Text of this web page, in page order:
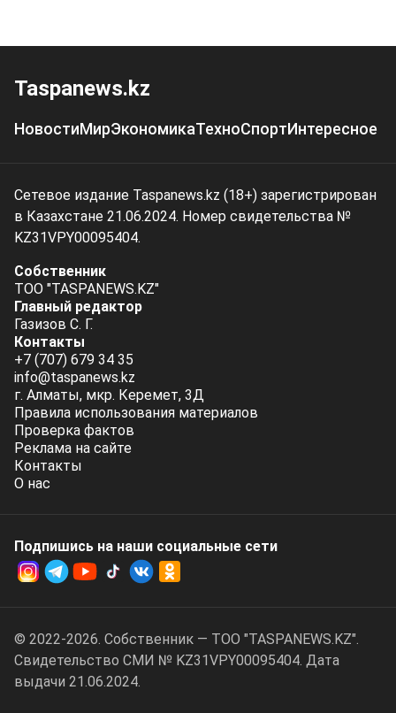
Taspanews.kz
НовостиМирЭкономикаТехноСпортИнтересное
Сетевое издание Taspanews.kz (18+) зарегистрирован
в Казахстане 21.06.2024. Номер свидетельства №
KZ31VPY00095404.
Собственник
ТОО "TASPANEWS.KZ"
Главный редактор
Газизов С. Г.
Контакты
+7 (707) 679 34 35
info@taspanews.kz
г. Алматы, мкр. Керемет, 3Д
Правила использования материалов
Проверка фактов
Реклама на сайте
Контакты
О нас
Подпишись на наши социальные cети
© 2022-2026. Собственник — ТОО "TASPANEWS.KZ".
Cвидетельство СМИ № KZ31VPY00095404. Дата
выдачи 21.06.2024.